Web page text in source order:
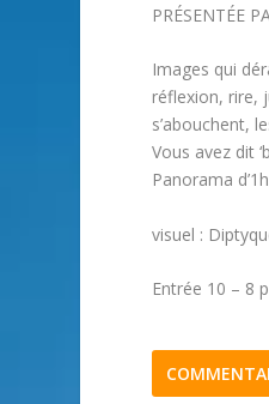
PRÉSENTÉE
Images qui
réflexion, rire,
s’abouchent,
Vous avez dit
Panorama
visuel :
Entrée 10 – 8